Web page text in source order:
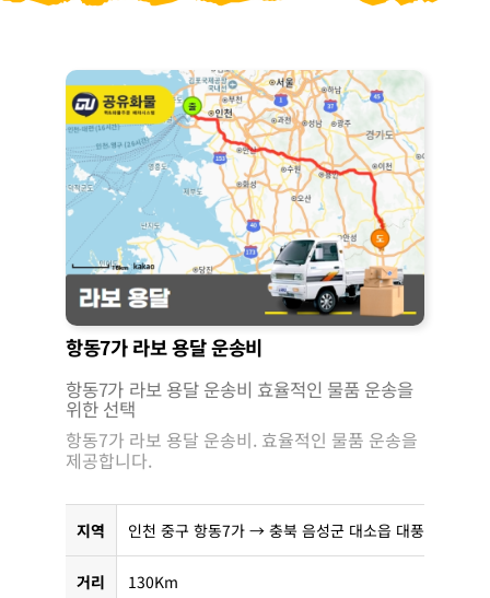
항동7가 라보 용달 운송비
항동7가 라보 용달 운송비 효율적인 물품 운송을
위한 선택
항동7가 라보 용달 운송비. 효율적인 물품 운송을
제공합니다.
지역 인천 중구 항동7가 → 충북 음성군 대소읍 대풍리
거리 130Km